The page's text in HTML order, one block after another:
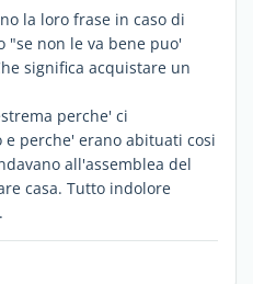
la loro frase in caso di
"se non le va bene puo'
significa acquistare un
perche' ci
perche' erano abituati cosi
all'assemblea del
casa. Tutto indolore